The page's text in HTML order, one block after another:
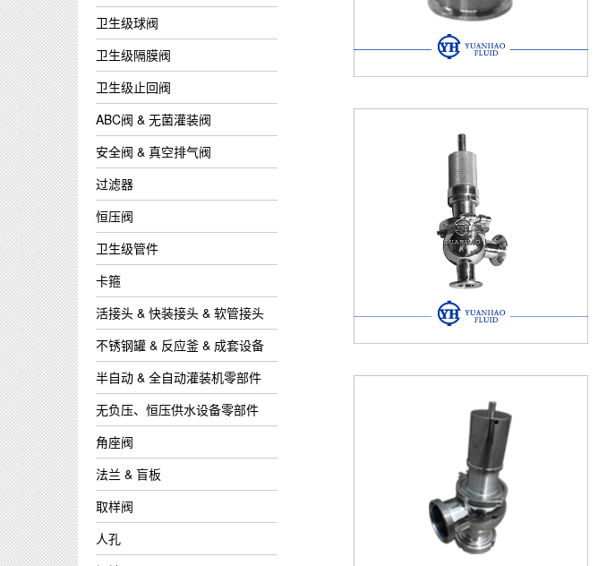
卫生级球阀
卫生级隔膜阀
卫生级止回阀
ABC阀 & 无菌灌装阀
安全阀 & 真空排气阀
过滤器
恒压阀
卫生级管件
卡箍
活接头 & 快装接头 & 软管接头
不锈钢罐 & 反应釜 & 成套设备
半自动 & 全自动灌装机零部件
无负压、恒压供水设备零部件
角座阀
法兰 & 盲板
取样阀
人孔